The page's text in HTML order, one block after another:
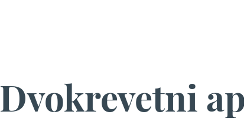
Dvokrevetni